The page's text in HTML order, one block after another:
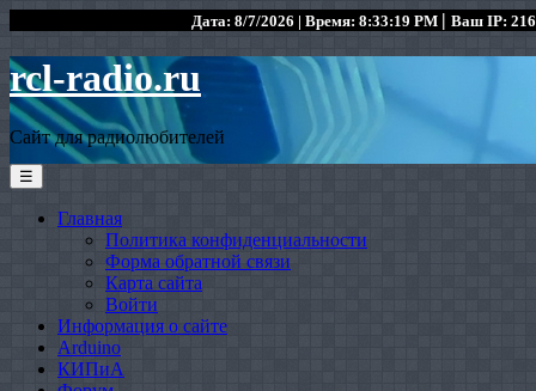
Дата: 8/7/2026 | Время: 8:33:19 PM | Ваш IP:
rcl-radio.ru
Сайт для радиолюбителей
☰
Главная
Политика конфиденциальности
Форма обратной связи
Карта сайта
Войти
Информация о сайте
Arduino
КИПиА